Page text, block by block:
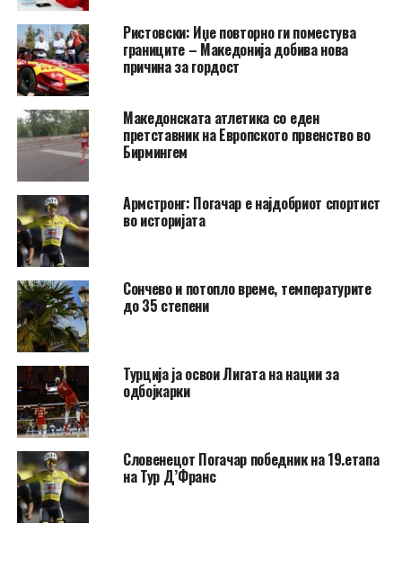
Ристовски: Иџе повторно ги поместува
границите – Македонија добива нова
причина за гордост
Македонската атлетика со еден
претставник на Европското првенство во
Бирмингем
Армстронг: Погачар е најдобриот спортист
во историјата
Сончево и потопло време, температурите
до 35 степени
Турција ја освои Лигата на нации за
одбојкарки
Словенецот Погачар победник на 19.етапа
на Тур Д’Франс